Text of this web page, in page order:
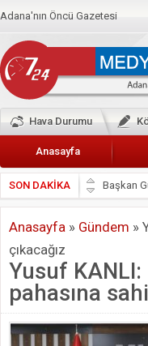
Adana'nın Öncü Gazetesi
Hava Durumu
Anasayfa
SON DAKİKA
Başkan
Hak-İş
CEYHAN
Hainler
Anasayfa » Gündem »
çıkacağız
Yusuf KANLI:
pahasına